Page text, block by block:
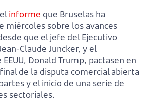
informe que Bruselas ha
miércoles sobre los avances
que el jefe del Ejecutivo
Claude Juncker, y el
Donald Trump, pactasen en
de la disputa comercial abierta
y el inicio de una serie de
sectoriales.